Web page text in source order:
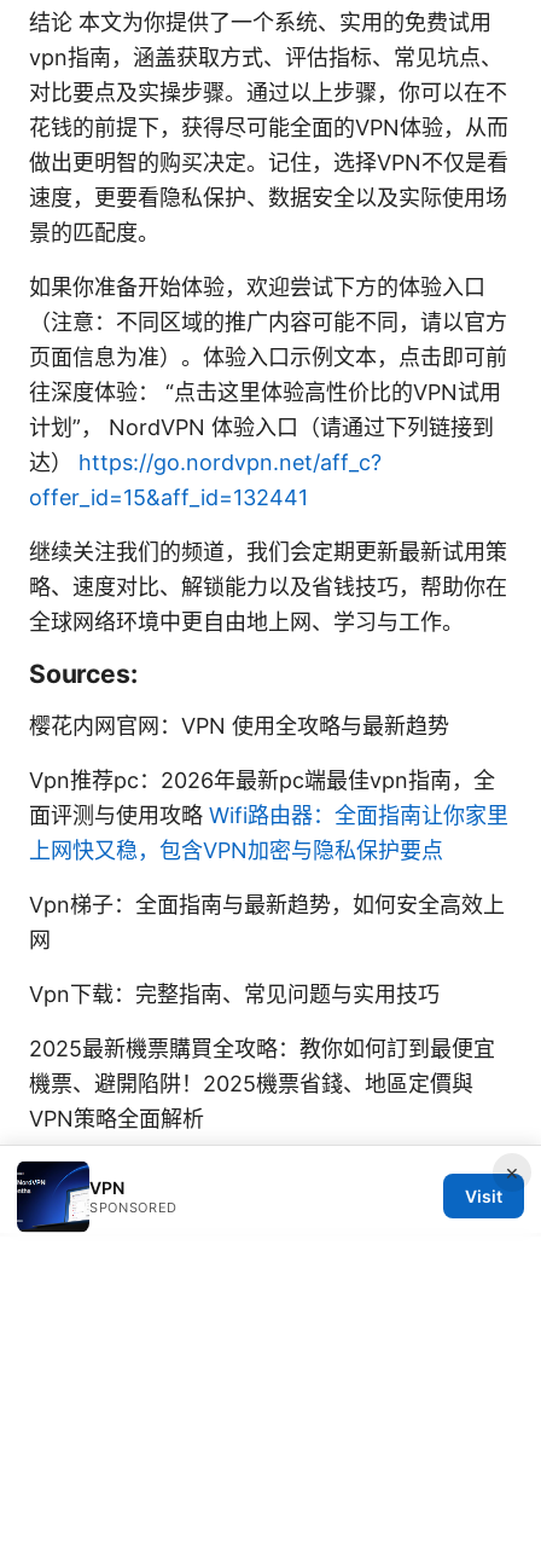
结论 本文为你提供了一个系统、实用的免费试用
vpn指南，涵盖获取方式、评估指标、常见坑点、
对比要点及实操步骤。通过以上步骤，你可以在不
花钱的前提下，获得尽可能全面的VPN体验，从而
做出更明智的购买决定。记住，选择VPN不仅是看
速度，更要看隐私保护、数据安全以及实际使用场
景的匹配度。
如果你准备开始体验，欢迎尝试下方的体验入口
（注意：不同区域的推广内容可能不同，请以官方
页面信息为准）。体验入口示例文本，点击即可前
往深度体验： “点击这里体验高性价比的VPN试用
计划”， NordVPN 体验入口（请通过下列链接到
达） https://go.nordvpn.net/aff_c?
offer_id=15&aff_id=132441
继续关注我们的频道，我们会定期更新最新试用策
略、速度对比、解锁能力以及省钱技巧，帮助你在
全球网络环境中更自由地上网、学习与工作。
Sources:
樱花内网官网：VPN 使用全攻略与最新趋势
Vpn推荐pc：2026年最新pc端最佳vpn指南，全
面评测与使用攻略 Wifi路由器：全面指南让你家里
上网快又稳，包含VPN加密与隐私保护要点
Vpn梯子：全面指南与最新趋势，如何安全高效上
网
Vpn下载：完整指南、常见问题与实用技巧
2025最新機票購買全攻略：教你如何訂到最便宜
機票、避開陷阱！2025機票省錢、地區定價與
VPN策略全面解析
×
VPN
SPONSORED
Visit